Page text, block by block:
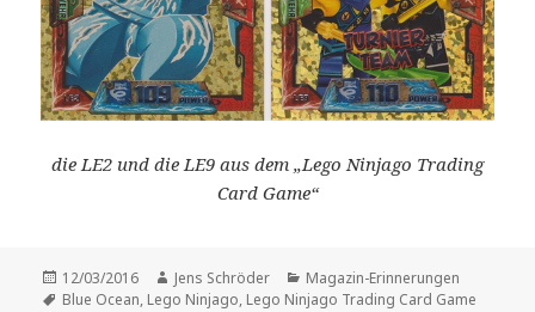
die LE2 und die LE9 aus dem „Lego Ninjago Trading
Card Game“
Veröffentlicht
am
12/03/2016 Autor
Jens Schröder Kategorien
Magazin-Erinnerungen
Schlagwörter
Blue Ocean, Lego Ninjago, Lego Ninjago Trading Card Game